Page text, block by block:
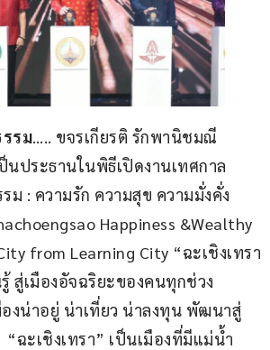
รม ….. ขจรเกียรติ รักพานิชมณี
นประธานในพิธีเปิดงานเทศกาล
ม : ความรัก ความสุข ความมั่งคั่ง
Happiness &Wealthy
from Learning City “ฉะเชิงเทรา
สู่เมืองอัจฉริยะของคนทุกช่วง
องน่าอยู่ น่าเที่ยว น่าลงทุน พัฒนาสู่
“ฉะเชิงเทรา” เป็นเมืองที่มีแม่น้ำ